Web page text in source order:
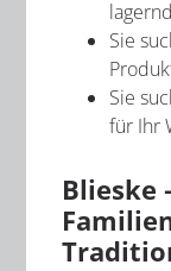
Sie
Sie
für Ihr
Blieske